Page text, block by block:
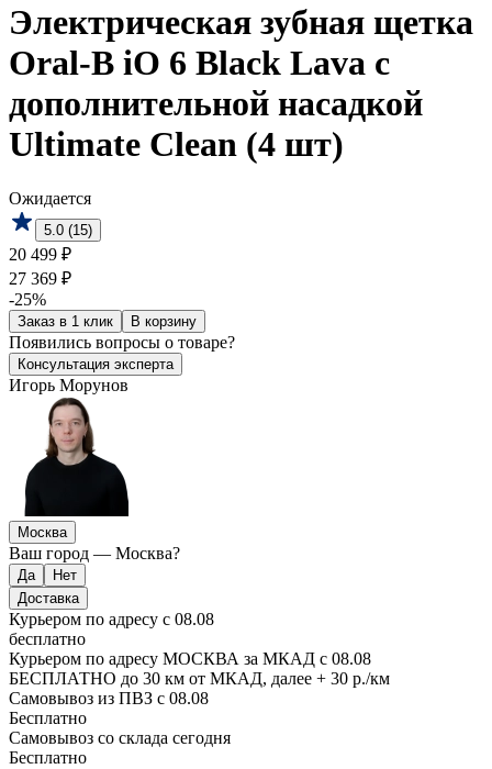
Электрическая зубная щетка
Oral-B iO 6 Black Lava с
дополнительной насадкой
Ultimate Clean (4 шт)
Ожидается
5.0 (15)
20 499 ₽
27 369 ₽
-25%
Заказ в 1 клик В корзину
Появились вопросы о товаре?
Консультация эксперта
Игорь Морунов
Москва
Ваш город — Москва?
Доставка
Курьером по адресу с 08.08
бесплатно
Курьером по адресу МОСКВА за МКАД с 08.08
БЕСПЛАТНО до 30 км от МКАД, далее + 30 р./км
Самовывоз из ПВЗ с 08.08
Бесплатно
Самовывоз со склада сегодня
Бесплатно